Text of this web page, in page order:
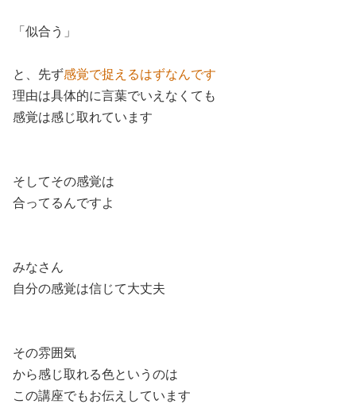
「似合う」
と、先ず感覚で捉えるはずなんです
理由は具体的に言葉でいえなくても
感覚は感じ取れています
そしてその感覚は
合ってるんですよ
みなさん
自分の感覚は信じて大丈夫
その雰囲気
から感じ取れる色というのは
この講座でもお伝えしています